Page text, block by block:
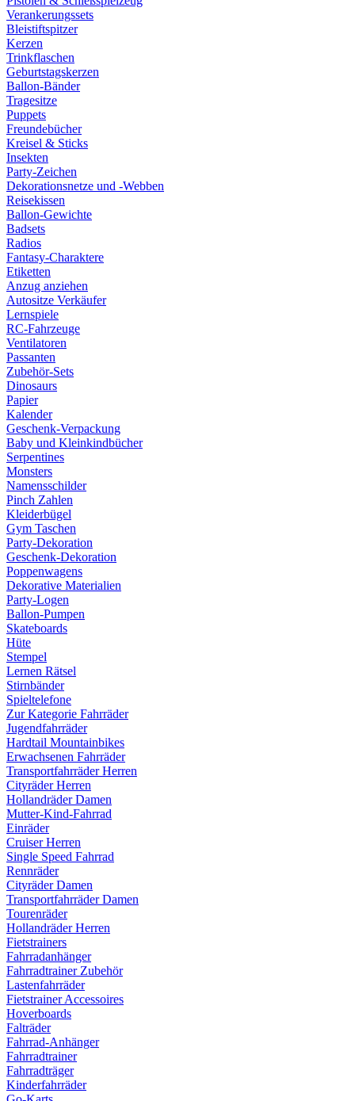
Verankerungssets
Bleistiftspitzer
Kerzen
Trinkflaschen
Geburtstagskerzen
Ballon-Bänder
Tragesitze
Puppets
Freundebücher
Kreisel & Sticks
Insekten
Party-Zeichen
Dekorationsnetze und -Webben
Reisekissen
Ballon-Gewichte
Badsets
Radios
Fantasy-Charaktere
Etiketten
Anzug anziehen
Autositze Verkäufer
Lernspiele
RC-Fahrzeuge
Ventilatoren
Passanten
Zubehör-Sets
Dinosaurs
Papier
Kalender
Geschenk-Verpackung
Baby und Kleinkindbücher
Serpentines
Monsters
Namensschilder
Pinch Zahlen
Kleiderbügel
Gym Taschen
Party-Dekoration
Geschenk-Dekoration
Poppenwagens
Dekorative Materialien
Party-Logen
Ballon-Pumpen
Skateboards
Hüte
Stempel
Lernen Rätsel
Stirnbänder
Spieltelefone
Zur Kategorie Fahrräder
Jugendfahrräder
Hardtail Mountainbikes
Erwachsenen Fahrräder
Transportfahrräder Herren
Cityräder Herren
Hollandräder Damen
Mutter-Kind-Fahrrad
Einräder
Cruiser Herren
Single Speed Fahrrad
Rennräder
Cityräder Damen
Transportfahrräder Damen
Tourenräder
Hollandräder Herren
Fietstrainers
Fahrradanhänger
Fahrradtrainer Zubehör
Lastenfahrräder
Fietstrainer Accessoires
Hoverboards
Falträder
Fahrrad-Anhänger
Fahrradtrainer
Fahrradträger
Kinderfahrräder